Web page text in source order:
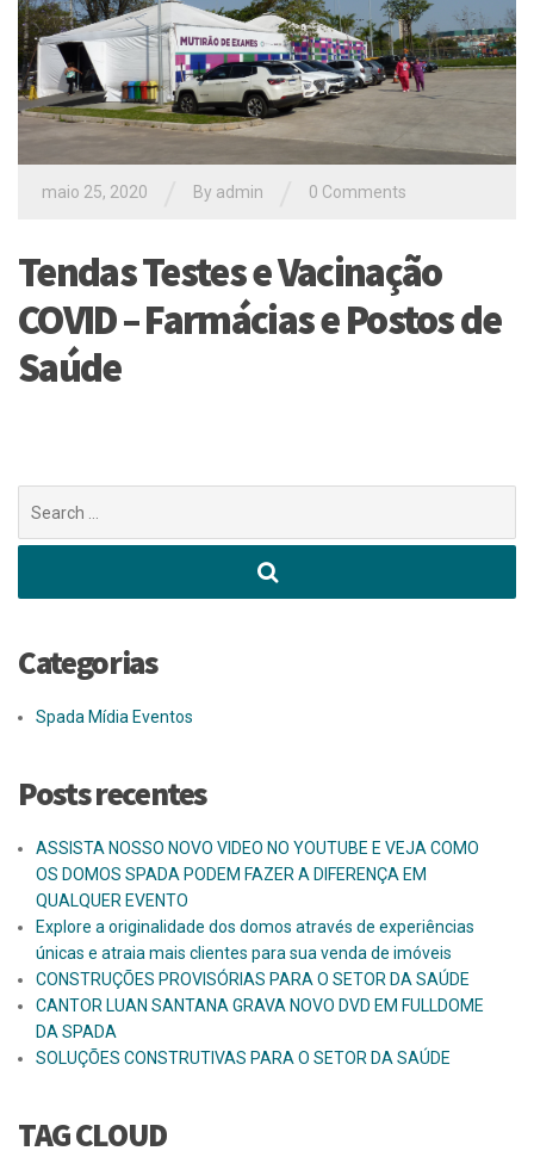
maio 25, 2020 By admin 0 Comments
Tendas Testes e Vacinação
COVID – Farmácias e Postos de
Saúde
por:
Categorias
Spada Mídia Eventos
Posts recentes
ASSISTA NOSSO NOVO VIDEO NO YOUTUBE E VEJA COMO
OS DOMOS SPADA PODEM FAZER A DIFERENÇA EM
QUALQUER EVENTO
Explore a originalidade dos domos através de experiências
únicas e atraia mais clientes para sua venda de imóveis
CONSTRUÇÕES PROVISÓRIAS PARA O SETOR DA SAÚDE
CANTOR LUAN SANTANA GRAVA NOVO DVD EM FULLDOME
DA SPADA
SOLUÇÕES CONSTRUTIVAS PARA O SETOR DA SAÚDE
TAG CLOUD